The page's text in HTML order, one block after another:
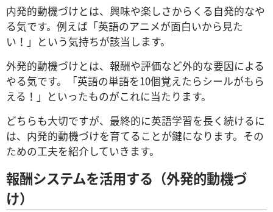
内発的動機づけとは、興味や楽しさからくる自発的なや
る気です。例えば「英語のアニメが面白いから見た
い！」という気持ちが該当します。
外発的動機づけとは、報酬や評価など外的な要因による
やる気です。「英語の単語を10個覚えたらシールがもら
える！」といったものがこれに当たります。
どちらも大切ですが、最終的に英語学習を長く続けるに
は、内発的動機づけを育てることが鍵になります。その
ための工夫を紹介していきます。
報酬システムを活用する（外発的動機づ
け）